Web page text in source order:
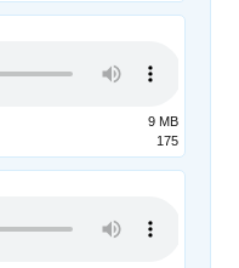
9 MB
175